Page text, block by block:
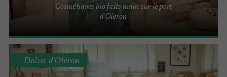
Cosmétiques bio faits main sur le port
d’Oléron
Dolus-d'Oléron